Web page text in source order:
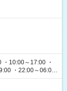
10:00～17:00 ・
・22:00～06:00